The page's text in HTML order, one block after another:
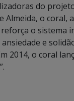
do
Almeida, o coral,
o sistema
e
2014, o coral